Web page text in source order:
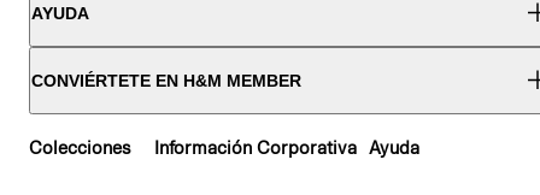
AYUDA
CONVIÉRTETE EN H&M MEMBER
Colecciones Información Corporativa Ayuda